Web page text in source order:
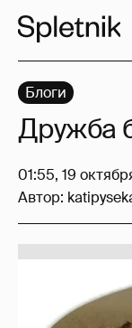
Блоги
Дружба
01:55, 19
Автор: